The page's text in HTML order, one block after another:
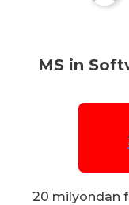
MS in
20 milyondan